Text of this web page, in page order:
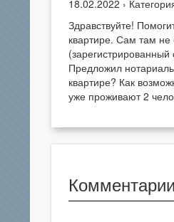
18.02.2022 ›
Здравствуйте!
квартире. Сам там не
Предложил
квартире? Как
уже проживают 2